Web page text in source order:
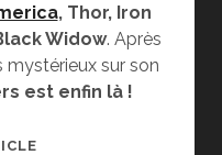
, Thor, Iron
Widow. Après
mystérieux sur son
est enfin là !
CRITIQUE